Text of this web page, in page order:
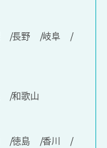
長野
岐阜
和歌山
徳島
香川